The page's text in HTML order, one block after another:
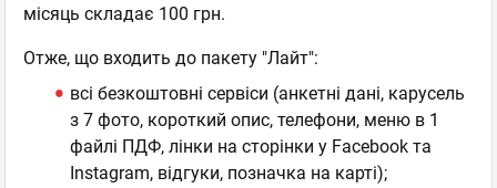
місяць складає 100 грн.
Отже, що входить до пакету "Лайт":
всі безкоштовні сервіси (анкетні дані, карусель
з 7 фото, короткий опис, телефони, меню в 1
файлі ПДФ, лінки на сторінки у Facebook та
Instagram, відгуки, позначка на карті);